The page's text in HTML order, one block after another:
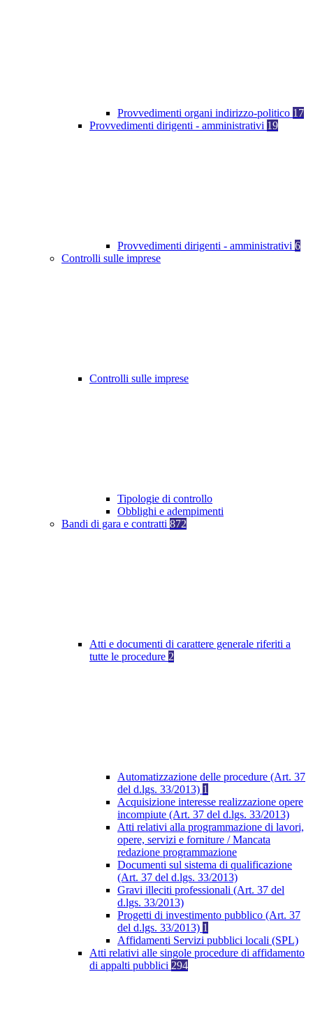
Provvedimenti organi indirizzo-politico 17
Provvedimenti dirigenti - amministrativi 19
Provvedimenti dirigenti - amministrativi 6
Controlli sulle imprese
Controlli sulle imprese
Tipologie di controllo
Obblighi e adempimenti
Bandi di gara e contratti 872
Atti e documenti di carattere generale riferiti a
tutte le procedure 2
Automatizzazione delle procedure (Art. 37
del d.lgs. 33/2013) 1
Acquisizione interesse realizzazione opere
incompiute (Art. 37 del d.lgs. 33/2013)
Atti relativi alla programmazione di lavori,
opere, servizi e forniture / Mancata
redazione programmazione
Documenti sul sistema di qualificazione
(Art. 37 del d.lgs. 33/2013)
Gravi illeciti professionali (Art. 37 del
d.lgs. 33/2013)
Progetti di investimento pubblico (Art. 37
del d.lgs. 33/2013) 1
Affidamenti Servizi pubblici locali (SPL)
Atti relativi alle singole procedure di affidamento
di appalti pubblici 294